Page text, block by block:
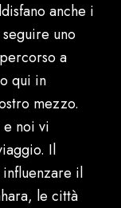
anche i
uno
a
qui in
mezzo.
noi vi
Il
il
le città